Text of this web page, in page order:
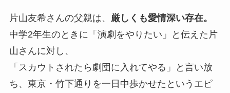
片山友希さんの父親は、 厳しくも愛情深い存在。
中学2年生のときに「演劇をやりたい」と伝えた片
山さんに対し、
「スカウトされたら劇団に入れてやる」と言い放
ち、東京・竹下通りを一日中歩かせたというエピ